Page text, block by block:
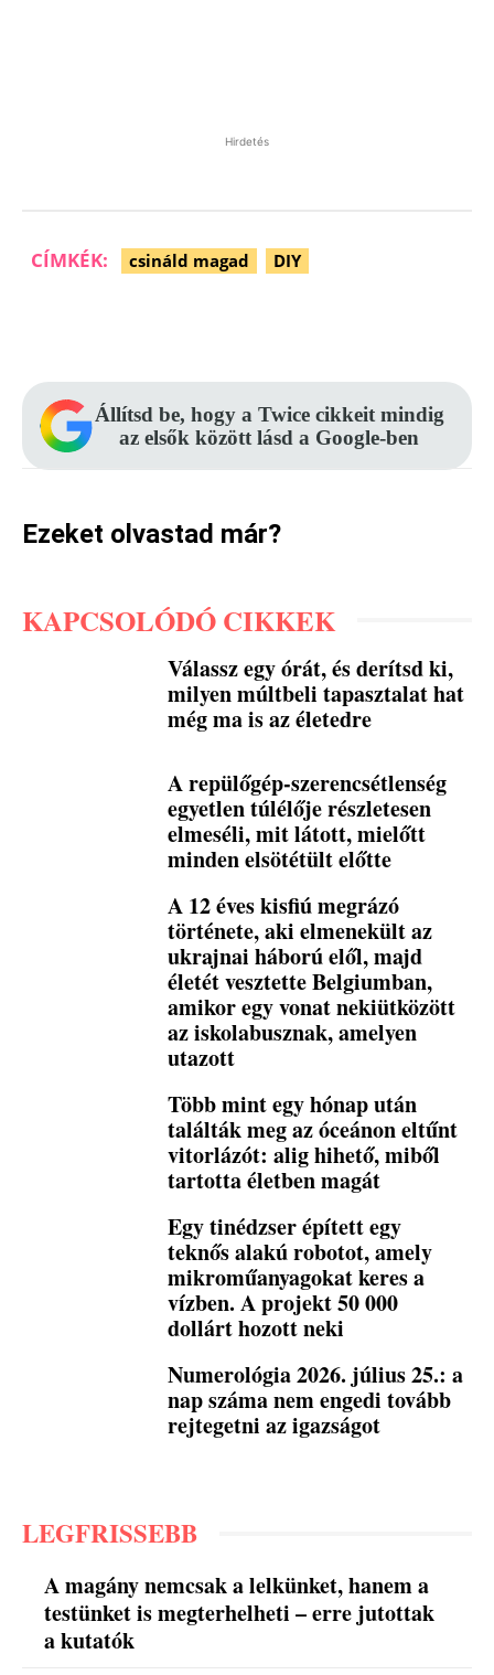
Hirdetés
CÍMKÉK: csináld magad DIY
Állítsd be, hogy a Twice cikkeit mindig
az elsők között lásd a Google-ben
Ezeket olvastad már?
KAPCSOLÓDÓ CIKKEK
Válassz egy órát, és derítsd ki,
milyen múltbeli tapasztalat hat
még ma is az életedre
A repülőgép-szerencsétlenség
egyetlen túlélője részletesen
elmeséli, mit látott, mielőtt
minden elsötétült előtte
A 12 éves kisfiú megrázó
története, aki elmenekült az
ukrajnai háború elől, majd
életét vesztette Belgiumban,
amikor egy vonat nekiütközött
az iskolabusznak, amelyen
utazott
Több mint egy hónap után
találták meg az óceánon eltűnt
vitorlázót: alig hihető, miből
tartotta életben magát
Egy tinédzser épített egy
teknős alakú robotot, amely
mikroműanyagokat keres a
vízben. A projekt 50 000
dollárt hozott neki
Numerológia 2026. július 25.: a
nap száma nem engedi tovább
rejtegetni az igazságot
LEGFRISSEBB
A magány nemcsak a lelkünket, hanem a
testünket is megterhelheti – erre jutottak
a kutatók